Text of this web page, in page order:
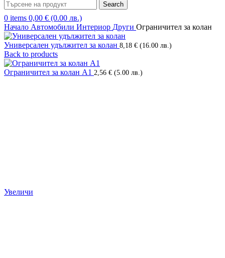
Search
0 items 0,00 € (0.00 лв.)
Начало Автомобили Интериор Други Ограничител за колан
Универсален удължител за колан 8,18 € (16.00 лв.)
Back to products
Ограничител за колан А1 2,56 € (5.00 лв.)
Увеличи